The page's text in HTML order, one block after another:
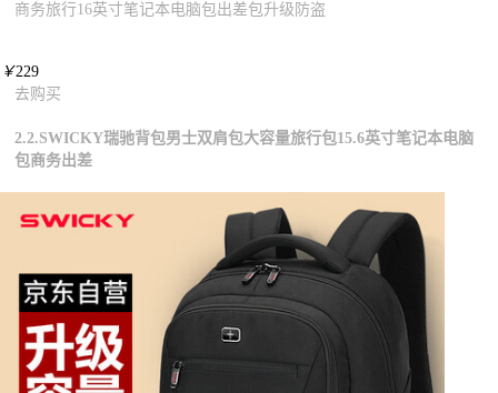
商务旅行16英寸笔记本电脑包出差包升级防盗
￥229
去购买
2.2.SWICKY瑞驰背包男士双肩包大容量旅行包15.6英寸笔记本电脑
包商务出差